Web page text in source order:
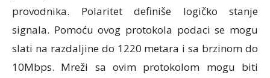
provodnika. Polaritet definiše logičko stanje
signala. Pomoću ovog protokola podaci se mogu
slati na razdaljine do 1220 metara i sa brzinom do
10Mbps. Mreži sa ovim protokolom mogu biti